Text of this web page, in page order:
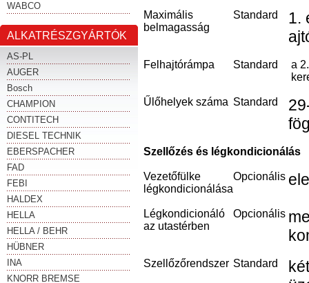
WABCO
ALKATRÉSZGYÁRTÓK
AS-PL
AUGER
Bosch
CHAMPION
CONTITECH
DIESEL TECHNIK
EBERSPACHER
FAD
FEBI
HALDEX
HELLA
HELLA / BEHR
HÜBNER
INA
KNORR BREMSE
Maximális
belmagasság
Standard
1.
Felhajtórámpa Standard
a
Űlőhelyek száma Standard
Szellőzés és légkondicionálás
Vezetőfülke
légkondicionálása
Opcionális
Légkondicionáló
az utastérben
Opcionális
Szellőzőrendszer Standard